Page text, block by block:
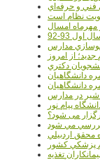
نظام است
مهرماه امسال
93-92
از امروز
دکتري
دانشگاهيان
دانشگاهيان
شير در مدارس
پیام نور
می شود؟
محقق اردبيلي
تغذيه